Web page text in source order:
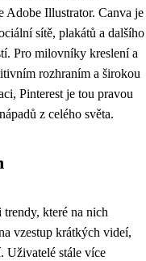
Adobe Illustrator. Canva je
sítě, plakátů a dalšího
Pro milovníky kreslení a
rozhraním a širokou
Pinterest je tou pravou
z celého světa.
které na nich
vzestup krátkých videí,
Uživatelé stále více